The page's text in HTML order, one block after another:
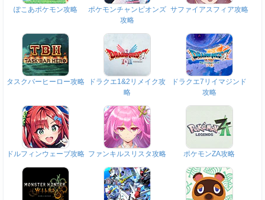
ぽこあポケモン攻略
ポケモンチャンピオンズ
攻略
サファイアスフィア攻略
タスクバーヒーロー攻略
ドラクエ1&2リメイク攻
略
ドラクエ7リイマジンド
攻略
ドルフィンウェーブ攻略 ファンキルスリスタ攻略 ポケモンZA攻略